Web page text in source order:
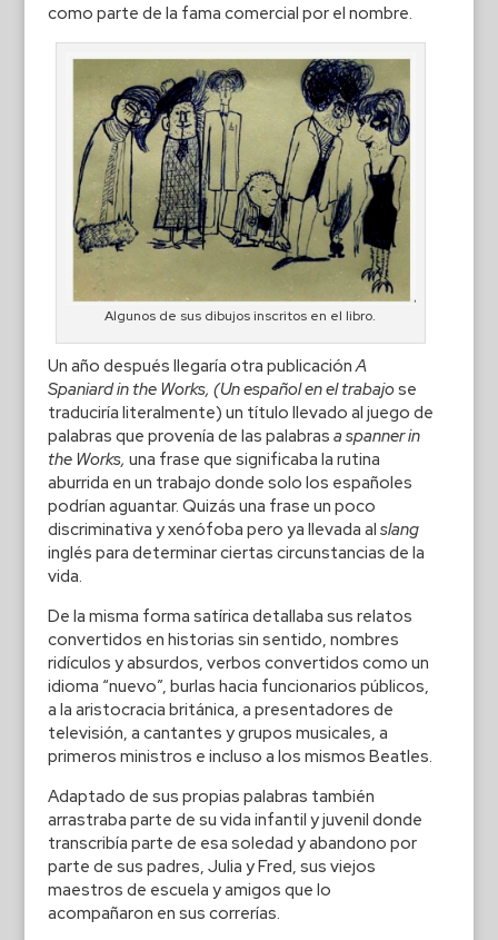
como parte de la fama comercial por el nombre.
Algunos de sus dibujos inscritos en el libro.
Un año después llegaría otra publicaciónA
Spaniard in the Works, (Un español en el trabajose
traduciría literalmente) un título llevado al juego de
palabras que provenía de las palabras a spanner in
the Works, una frase que significaba la rutina
aburrida en un trabajo donde solo los españoles
podrían aguantar. Quizás una frase un poco
discriminativa y xenófoba pero ya llevada al slang
inglés para determinar ciertas circunstancias de la
vida.
De la misma forma satírica detallaba sus relatos
convertidos en historias sin sentido, nombres
ridículos y absurdos, verbos convertidos como un
idioma “nuevo”, burlas hacia funcionarios públicos,
a la aristocracia británica, a presentadores de
televisión, a cantantes y grupos musicales, a
primeros ministros e incluso a los mismos Beatles.
Adaptado de sus propias palabras también
arrastraba parte de su vida infantil y juvenil donde
transcribía parte de esa soledad y abandono por
parte de sus padres, Julia y Fred, sus viejos
maestros de escuela y amigos que lo
acompañaron en sus correrías.